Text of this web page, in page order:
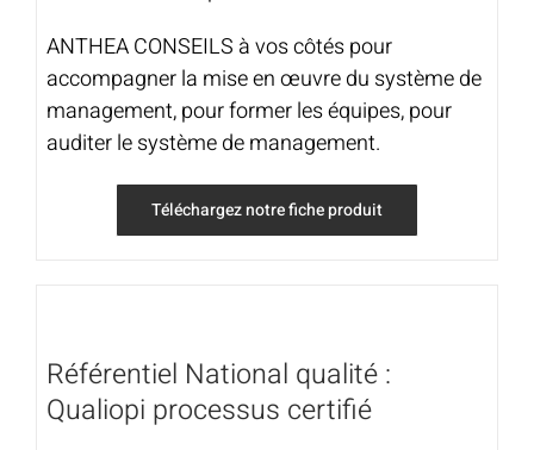
ANTHEA CONSEILS à vos côtés pour
accompagner la mise en œuvre du système de
management, pour former les équipes, pour
auditer le système de management.
Téléchargez notre fiche produit
Référentiel National qualité :
Qualiopi processus certifié